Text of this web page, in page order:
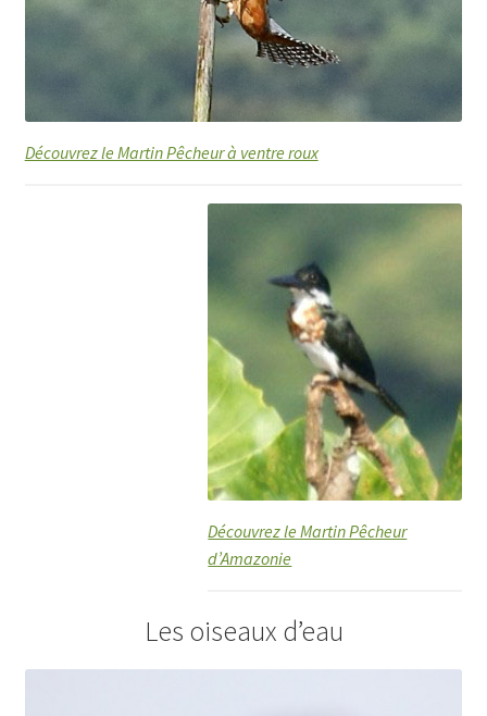
Découvrez le Martin Pêcheur à ventre roux
Découvrez le Martin Pêcheur
d’Amazonie
Les oiseaux d’eau